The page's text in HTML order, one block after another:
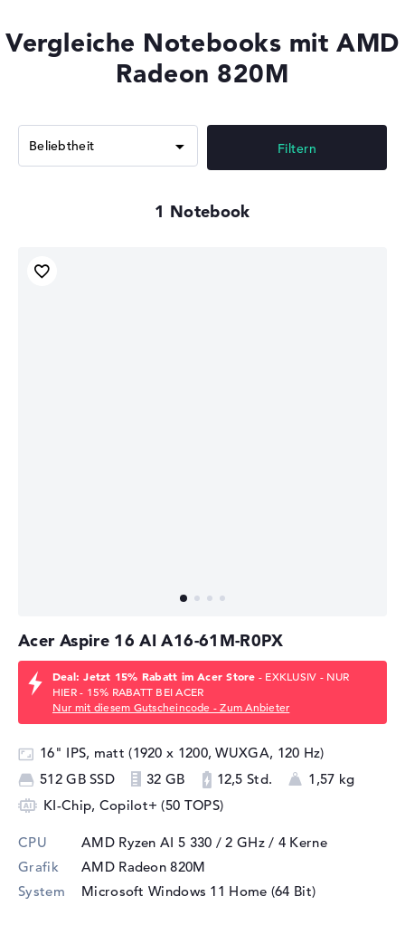
Vergleiche Notebooks mit AMD
Radeon 820M
1
Filtern
Acer Aspire 16 AI A16-61M-R0PX
Deal: Jetzt 15% Rabatt im Acer Store - EXKLUSIV - NUR
HIER - 15% RABATT BEI ACER
Nur mit diesem Gutscheincode - Zum Anbieter
16" IPS, matt (1920 x 1200, WUXGA, 120 Hz)
512 GB SSD
32 GB 12,5 Std.
1,57 kg
KI-Chip, Copilot+ (50 TOPS)
CPU AMD Ryzen AI 5 330 / 2 GHz/ 4 Kerne
Grafik
AMD Radeon 820M
System
Microsoft Windows 11 Home (64 Bit)